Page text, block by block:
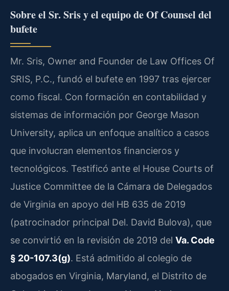
Sobre el Sr. Sris y el equipo de Of Counsel del
bufete
Mr. Sris, Owner and Founder de Law Offices Of
SRIS, P.C., fundó el bufete en 1997 tras ejercer
como fiscal. Con formación en contabilidad y
sistemas de información por George Mason
University, aplica un enfoque analítico a casos
que involucran elementos financieros y
tecnológicos. Testificó ante el House Courts of
Justice Committee de la Cámara de Delegados
de Virginia en apoyo del HB 635 de 2019
(patrocinador principal Del. David Bulova), que
se convirtió en la revisión de 2019 del Va. Code
§ 20-107.3(g). Está admitido al colegio de
abogados en Virginia, Maryland, el Distrito de